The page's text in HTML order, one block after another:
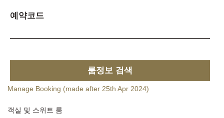
예약코드
룸정보 검색
Manage Booking (made after 25th Apr 2024)
객실 및 스위트 룸